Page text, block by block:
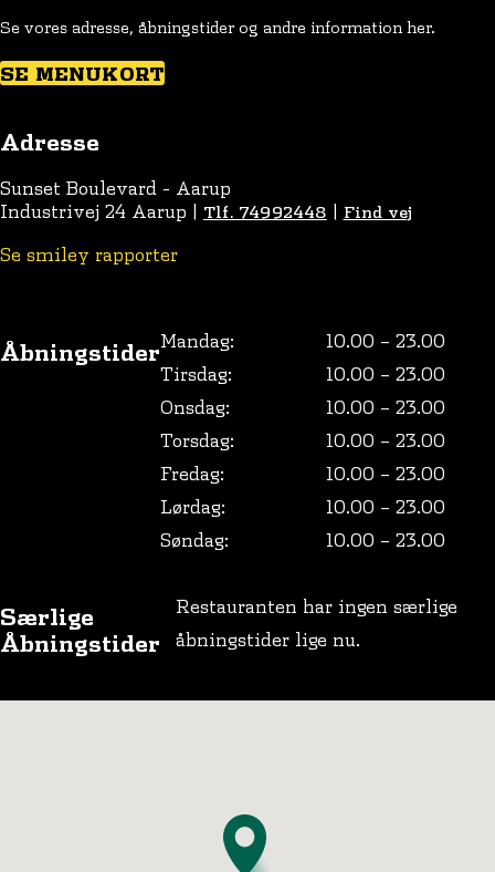
Se vores adresse, åbningstider og andre information her.
SE MENUKORT
Adresse
Sunset Boulevard - Aarup
Industrivej 24 Aarup | Tlf. 74992448 | Find vej
Se smiley rapporter
ÅbningstiderMandag:
10.00 – 23.00
Tirsdag:
10.00 – 23.00
Onsdag:
10.00 – 23.00
Torsdag:
10.00 – 23.00
Fredag:
10.00 – 23.00
Lørdag:
10.00 – 23.00
Søndag:
10.00 – 23.00
Særlige
Åbningstider
Restauranten har ingen særlige
åbningstider lige nu.